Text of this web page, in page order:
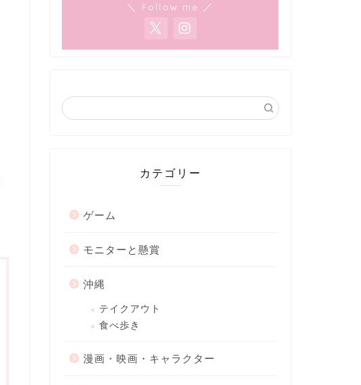
＼ Follow me ／
カテゴリー
ゲーム
モニターと懸賞
沖縄
テイクアウト
食べ歩き
漫画・映画・キャラクター